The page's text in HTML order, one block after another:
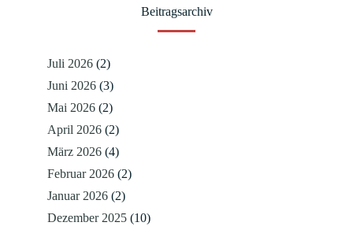
Beitragsarchiv
Juli 2026 (2)
Juni 2026 (3)
Mai 2026 (2)
April 2026 (2)
März 2026 (4)
Februar 2026 (2)
Januar 2026 (2)
Dezember 2025 (10)